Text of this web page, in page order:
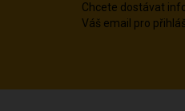
Chcete dostávat
Váš email pro